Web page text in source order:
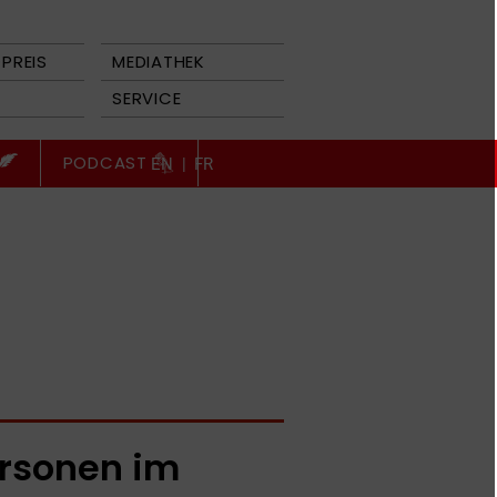
MEDIATHEK
SERVICE
PODCAST EN | FR
im